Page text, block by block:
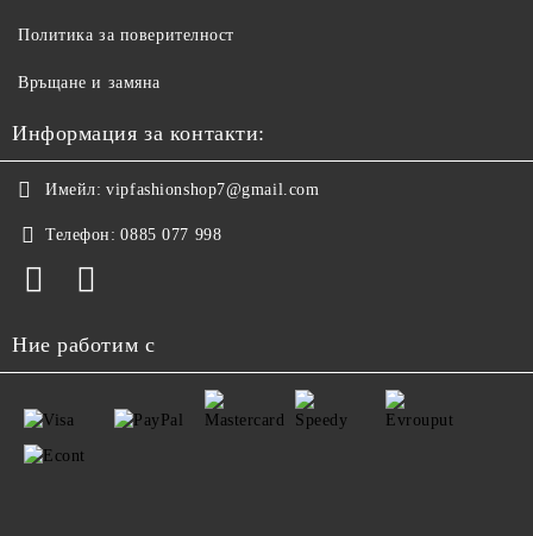
Политика за поверителност
Връщане и замяна
Информация за контакти:
Имейл: vipfashionshop7@gmail.com
Телефон: 0885 077 998
Ние работим с